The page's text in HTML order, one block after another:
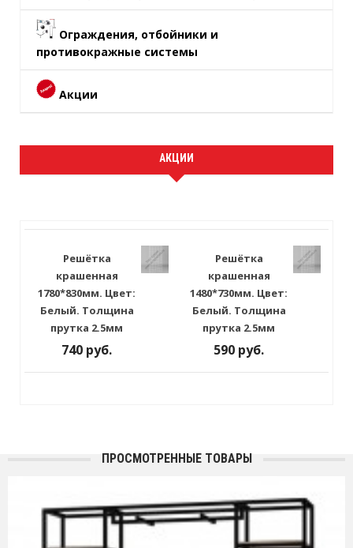
Ограждения, отбойники и
противокражные системы
Акции
АКЦИИ
Решётка
крашенная
1780*830мм. Цвет:
Белый. Толщина
прутка 2.5мм
740 руб.
Решётка
крашенная
1480*730мм. Цвет:
Белый. Толщина
прутка 2.5мм
590 руб.
ПРОСМОТРЕННЫЕ ТОВАРЫ